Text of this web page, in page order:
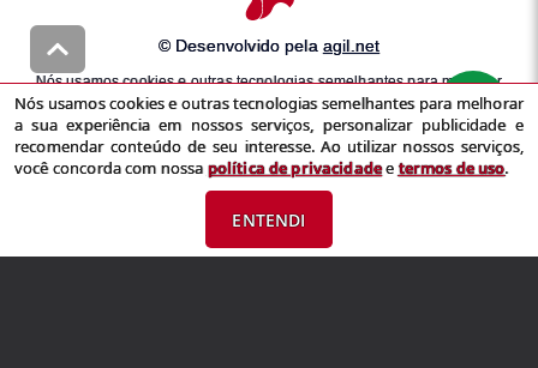
© Desenvolvido pela agil.net
Nós usamos cookies e outras tecnologias semelhantes para melhorar
a sua experiência em nossos serviços, personalizar publicidade e
recomendar conteúdo de seu interesse. Ao utilizar nossos serviços,
você concorda com nossapolítica de privacidadeetermos de uso
Nós usamos cookies e outras tecnologias semelhantes para melhorar
a sua experiência em nossos serviços, personalizar publicidade e
recomendar conteúdo de seu interesse. Ao utilizar nossos serviços,
você concorda com nossa política de privacidadeetermos de uso.
ENTENDI